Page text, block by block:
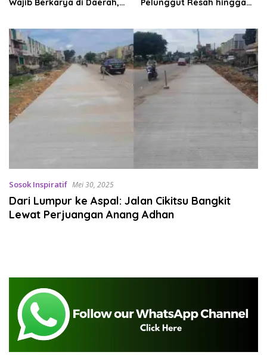
Sosok Inspiratif Mei 30, 2025
Dari Lumpur ke Aspal: Jalan Cikitsu Bangkit
Lewat Perjuangan Anang Adhan